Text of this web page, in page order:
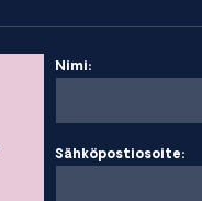
Nimi:
Sähköpostiosoite: